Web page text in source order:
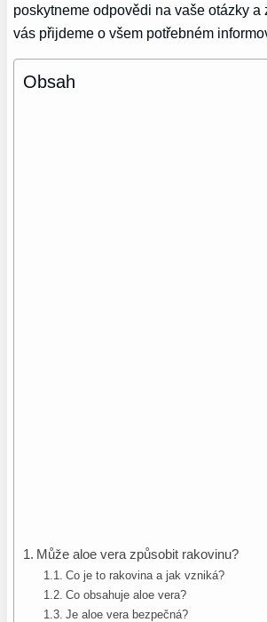
poskytneme odpovědi na vaše otázky a
vás přijdeme o všem potřebném
Obsah
Může aloe vera způsobit rakovinu?
Co je to rakovina a jak vzniká?
Co obsahuje aloe vera?
Je aloe vera bezpečná?